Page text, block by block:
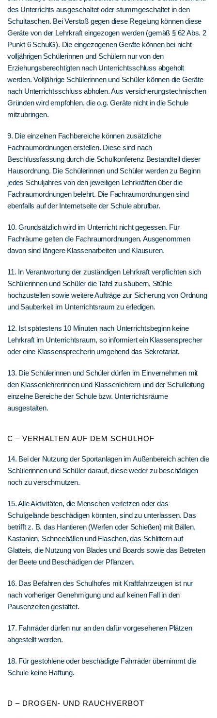
des Unterrichts ausgeschaltet oder stummgeschaltet in den
Schultaschen. Bei Verstoß gegen diese Regelung können diese
Geräte von der Lehrkraft eingezogen werden (gemäß § 62 Abs. 2
Punkt 6 SchulG). Die eingezogenen Geräte können bei nicht
volljährigen Schülerinnen und Schülern nur von den
Erziehungsberechtigten nach Unterrichtsschluss abgeholt
werden. Volljährige Schülerinnen und Schüler können die Geräte
nach Unterrichtsschluss abholen. Aus versicherungstechnischen
Gründen wird empfohlen, die o.g. Geräte nicht in die Schule
mitzubringen.
9. Die einzelnen Fachbereiche können zusätzliche
Fachraumordnungen erstellen. Diese sind nach
Beschlussfassung durch die Schulkonferenz Bestandteil dieser
Hausordnung. Die Schülerinnen und Schüler werden zu Beginn
jedes Schuljahres von den jeweiligen Lehrkräften über die
Fachraumordnungen belehrt. Die Fachraumordnungen sind
ebenfalls auf der Internetseite der Schule abrufbar.
10. Grundsätzlich wird im Unterricht nicht gegessen. Für
Fachräume gelten die Fachraumordnungen. Ausgenommen
davon sind längere Klassenarbeiten und Klausuren.
11. In Verantwortung der zuständigen Lehrkraft verpflichten sich
Schülerinnen und Schüler die Tafel zu säubern, Stühle
hochzustellen sowie weitere Aufträge zur Sicherung von Ordnung
und Sauberkeit im Unterrichtsraum zu erledigen.
12. Ist spätestens 10 Minuten nach Unterrichtsbeginn keine
Lehrkraft im Unterrichtsraum, so informiert ein Klassensprecher
oder eine Klassensprecherin umgehend das Sekretariat.
13. Die Schülerinnen und Schüler dürfen im Einvernehmen mit
den Klassenlehrerinnen und Klassenlehrern und der Schulleitung
einzelne Bereiche der Schule bzw. Unterrichtsräume
ausgestalten.
C – VERHALTEN AUF DEM SCHULHOF
14. Bei der Nutzung der Sportanlagen im Außenbereich achten die
Schülerinnen und Schüler darauf, diese weder zu beschädigen
noch zu verschmutzen.
15. Alle Aktivitäten, die Menschen verletzen oder das
Schulgelände beschädigen könnten, sind zu unterlassen. Das
betrifft z. B. das Hantieren (Werfen oder Schießen) mit Bällen,
Kastanien, Schneebällen und Flaschen, das Schlittern auf
Glatteis, die Nutzung von Blades und Boards sowie das Betreten
der Beete und Beschädigen der Pflanzen.
16. Das Befahren des Schulhofes mit Kraftfahrzeugen ist nur
nach vorheriger Genehmigung und auf keinen Fall in den
Pausenzeiten gestattet.
17. Fahrräder dürfen nur an den dafür vorgesehenen Plätzen
abgestellt werden.
18. Für gestohlene oder beschädigte Fahrräder übernimmt die
Schule keine Haftung.
D – DROGEN- UND RAUCHVERBOT